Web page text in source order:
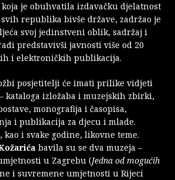
je obuhvatila izdavačku djelatnost
republika bivše države, zadržao je
svoj jedinstveni oblik, sadržaj i
predstavivši javnosti više od 20
i elektroničkih publikacija.
posjetitelji će imati prilike vidjeti
– kataloga izložaba i muzejskih zbirki,
monografija i časopisa,
i publikacija za djecu i mlade.
i svake godine, likovne teme.
bavila su se dva muzeja –
u Zagrebu (Jedna od mogućih
i suvremene umjetnosti u Rijeci